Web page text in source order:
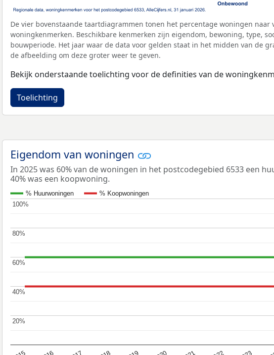
De vier bovenstaande taartdiagrammen tonen het percentage woningen naar
woningkenmerken. Beschikbare kenmerken zijn eigendom, bewoning, type,
bouwperiode. Het jaar waar de data voor gelden staat in het midden van de
de afbeelding om deze groter weer te geven.
Bekijk onderstaande toelichting voor de definities van de
Toelichting
Eigendom van woningen
In 2025 was 60% van de woningen in het postcodegebied 6533 een
40% was een koopwoning.
% Huurwoningen % Koopwoningen
20%
20%
40%
40%
60%
60%
80%
80%
100%
100%